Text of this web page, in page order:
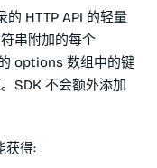
的 HTTP API 的轻量
串附加的每个
options 数组中的键
SDK 不会额外添加
获得: